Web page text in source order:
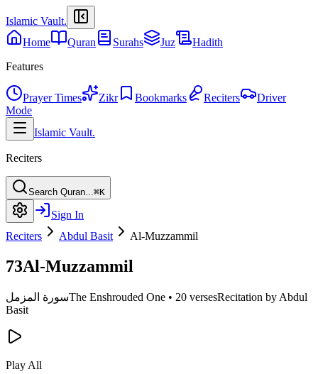
Islamic Vault.
Home
Quran Surahs Juz
Hadith
Features
Prayer Times Zikr Bookmarks Reciters
Driver
Mode
Islamic Vault.
Reciters
Search Quran...⌘K
Sign In
Reciters
Abdul Basit Al-Muzzammil
73Al-Muzzammil
سورة المزملThe Enshrouded One • 20 versesRecitation by Abdul
Basit
Play All